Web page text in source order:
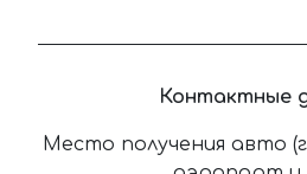
Контактные
Место получения авто